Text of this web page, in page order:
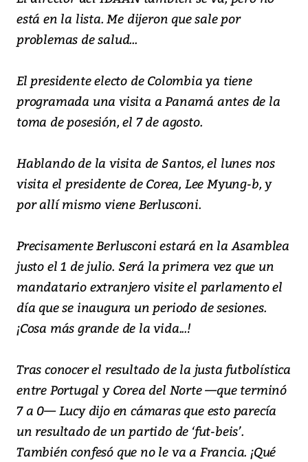
está en la lista. Me dijeron que sale por
problemas de salud...
El presidente electo de Colombia ya tiene
programada una visita a Panamá antes de la
toma de posesión, el 7 de agosto.
Hablando de la visita de Santos, el lunes nos
visita el presidente de Corea, Lee Myung-b, y
por allí mismo viene Berlusconi.
Precisamente Berlusconi estará en la Asamblea
justo el 1 de julio. Será la primera vez que un
mandatario extranjero visite el parlamento el
día que se inaugura un periodo de sesiones.
¡Cosa más grande de la vida...!
Tras conocer el resultado de la justa futbolística
entre Portugal y Corea del Norte —que terminó
7 a 0— Lucy dijo en cámaras que esto parecía
un resultado de un partido de ‘fut-beis’.
También confesó que no le va a Francia. ¡Qué